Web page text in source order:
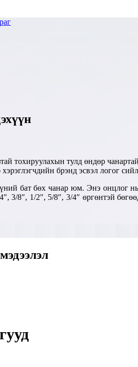
тохируулахын тулд өндөр
брэнд эсвэл логог
бат бөх чанар юм. Энэ онцлог
3/8″, 1/2″, 5/8″, 3/4″ өргөнтэй